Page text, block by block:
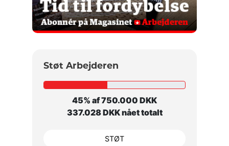
Støt Arbejderen
45% af 750.000 DKK
337.028 DKK nået totalt
STØT